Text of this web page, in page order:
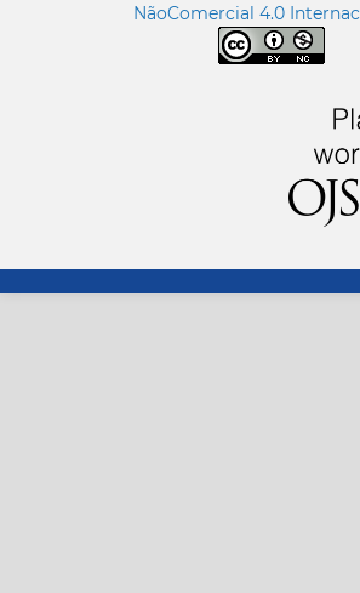
NãoComercial 4.0